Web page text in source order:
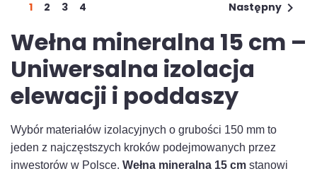
1 2 3 4 Następny 
Wełna mineralna 15 cm –
Uniwersalna izolacja
elewacji i poddaszy
Wybór materiałów izolacyjnych o grubości 150 mm to
jeden z najczęstszych kroków podejmowanych przez
inwestorów w Polsce. Wełna mineralna 15 cm stanowi